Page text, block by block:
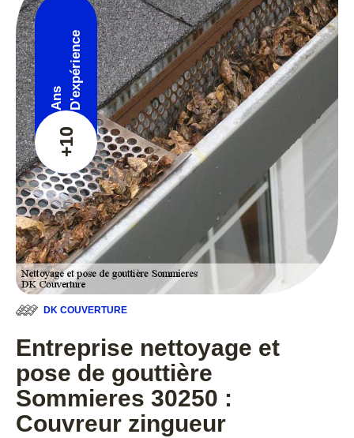
+10
Ans D'expérience
DK COUVERTURE
Entreprise nettoyage et
pose de gouttière
Sommieres 30250 :
Couvreur zingueur